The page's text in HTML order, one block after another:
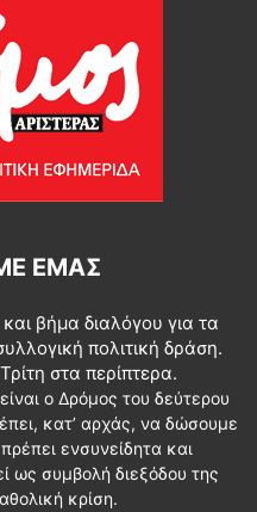
ΕΜΆΣ
βήμα διαλόγου για τα
πολιτική δράση.
στα περίπτερα.
ο Δρόμος του δεύτερου
κατ’ αρχάς, να δώσουμε
ενσυνείδητα και
ως συμβολή διεξόδου της
κρίση.